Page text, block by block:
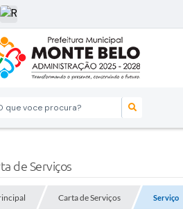
voce procura?
de Serviços
Carta de Serviços Serviço